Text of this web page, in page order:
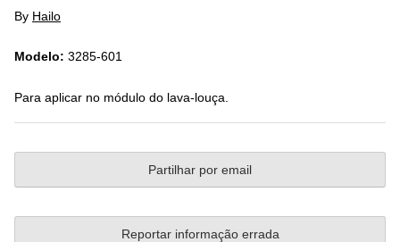
By Hailo
Modelo: 3285-601
Para aplicar no módulo do lava-louça.
Partilhar por email
Reportar informação errada